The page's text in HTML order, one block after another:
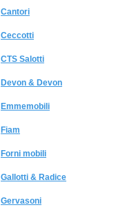
Cantori
Ceccotti
CTS Salotti
Devon & Devon
Emmemobili
Fiam
Forni mobili
Gallotti & Radice
Gervasoni